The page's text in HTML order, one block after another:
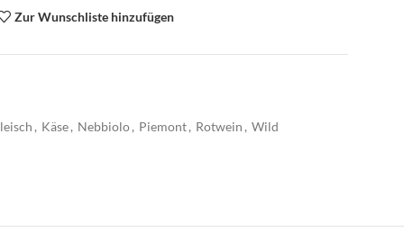
Zur Wunschliste hinzufügen
, Käse, Nebbiolo, Piemont, Rotwein , Wild